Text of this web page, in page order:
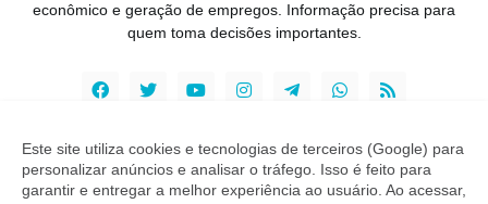
econômico e geração de empregos. Informação precisa para
quem toma decisões importantes.
Copyright ©2026Setor Produtivo
Este site utiliza cookies e tecnologias de terceiros (Google) para
personalizar anúncios e analisar o tráfego. Isso é feito para
garantir e entregar a melhor experiência ao usuário. Ao acessar,